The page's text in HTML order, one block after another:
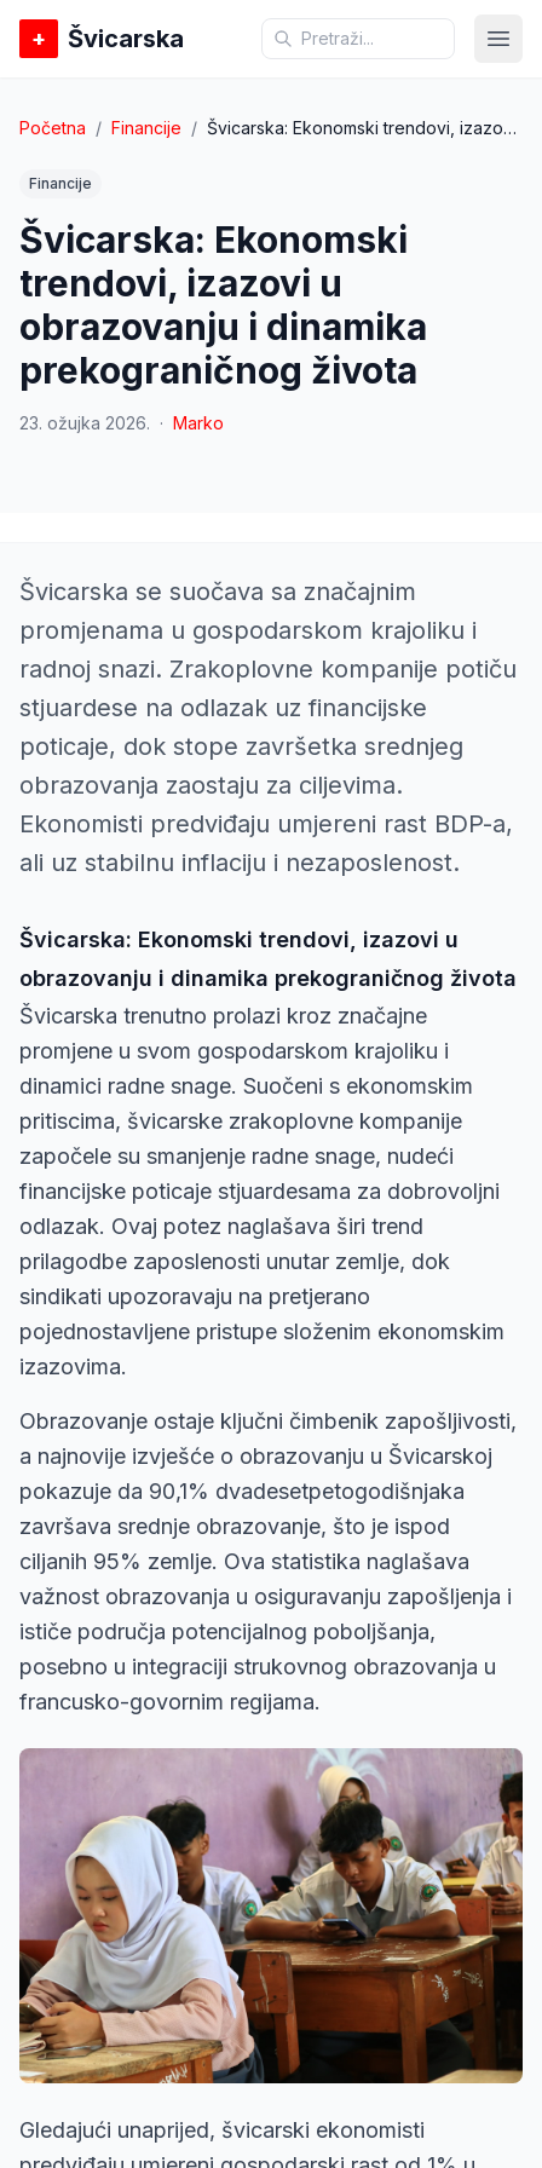
+ Švicarska
Početna / Financije / Švicarska: Ekonomski trendovi, izazovi u obrazovanju i dinamika prekograničnog života
Financije
Švicarska: Ekonomski
trendovi, izazovi u
obrazovanju i dinamika
prekograničnog života
23. ožujka 2026. · Marko
Švicarska se suočava sa značajnim
promjenama u gospodarskom krajoliku i
radnoj snazi. Zrakoplovne kompanije potiču
stjuardese na odlazak uz financijske
poticaje, dok stope završetka srednjeg
obrazovanja zaostaju za ciljevima.
Ekonomisti predviđaju umjereni rast BDP-a,
ali uz stabilnu inflaciju i nezaposlenost.
Švicarska: Ekonomski trendovi, izazovi u
obrazovanju i dinamika prekograničnog života
Švicarska trenutno prolazi kroz značajne
promjene u svom gospodarskom krajoliku i
dinamici radne snage. Suočeni s ekonomskim
pritiscima, švicarske zrakoplovne kompanije
započele su smanjenje radne snage, nudeći
financijske poticaje stjuardesama za dobrovoljni
odlazak. Ovaj potez naglašava širi trend
prilagodbe zaposlenosti unutar zemlje, dok
sindikati upozoravaju na pretjerano
pojednostavljene pristupe složenim ekonomskim
izazovima.
Obrazovanje ostaje ključni čimbenik zapošljivosti,
a najnovije izvješće o obrazovanju u Švicarskoj
pokazuje da 90,1% dvadesetpetogodišnjaka
završava srednje obrazovanje, što je ispod
ciljanih 95% zemlje. Ova statistika naglašava
važnost obrazovanja u osiguravanju zapošljenja i
ističe područja potencijalnog poboljšanja,
posebno u integraciji strukovnog obrazovanja u
francusko-govornim regijama.
Gledajući unaprijed, švicarski ekonomisti